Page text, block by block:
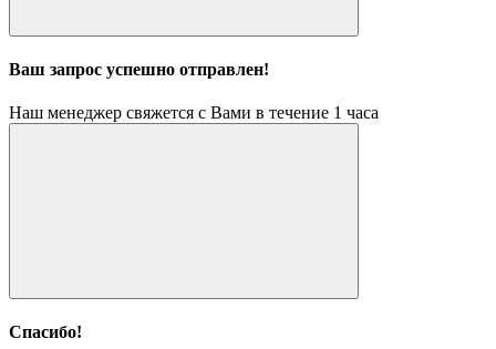
Ваш запрос успешно отправлен!
Наш менеджер свяжется с Вами в течение 1 часа
Спасибо!